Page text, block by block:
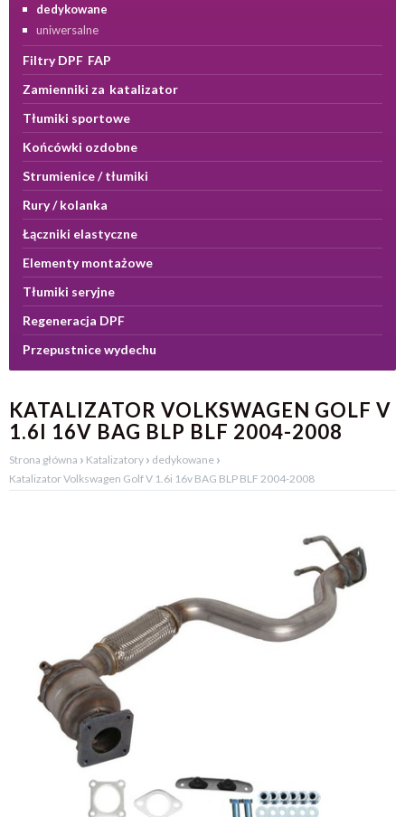
dedykowane
uniwersalne
Filtry DPF FAP
Zamienniki za katalizator
Tłumiki sportowe
Końcówki ozdobne
Strumienice / tłumiki
Rury / kolanka
Łączniki elastyczne
Elementy montażowe
Tłumiki seryjne
Regeneracja DPF
Przepustnice wydechu
KATALIZATOR VOLKSWAGEN GOLF V
1.6I 16V BAG BLP BLF 2004-2008
Strona główna › Katalizatory › dedykowane ›
Katalizator Volkswagen Golf V 1.6i 16v BAG BLP BLF 2004-2008